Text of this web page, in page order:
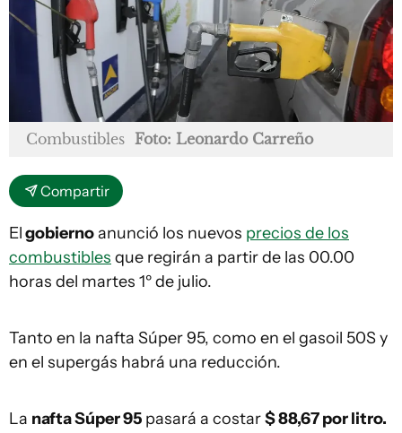
Combustibles Foto: Leonardo Carreño
Compartir
Elgobiernoanunció los nuevos precios de los
combustibles que regirán a partir de las 00.00
horas del martes 1º de julio.
Tanto en la nafta Súper 95, como en el gasoil 50S y
en el supergás habrá una reducción.
La nafta Súper 95 pasará a costar$ 88,67 por litro.